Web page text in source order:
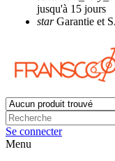
jusqu'à 15 jours
starGarantie et
Se connecter
Menu